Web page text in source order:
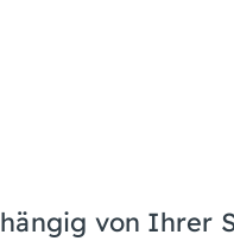
von Ihrer